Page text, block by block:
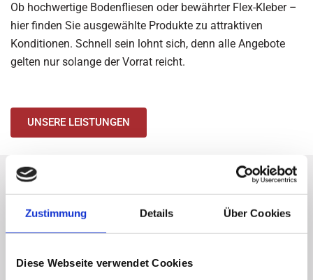
Zustimmung Details Über Cookies
Diese Webseite verwendet Cookies
Ob hochwertige Bodenfliesen oder bewährter Flex-Kleber –
hier finden Sie ausgewählte Produkte zu attraktiven
Konditionen. Schnell sein lohnt sich, denn alle Angebote
gelten nur solange der Vorrat reicht.
UNSERE LEISTUNGEN